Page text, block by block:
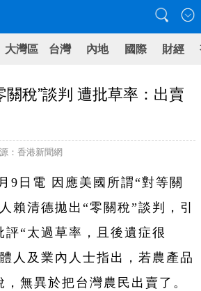
大灣區 台灣 內地 國際 財經
關稅”談判 遭批草率：出賣
：香港新聞網
9日電 因應美國所謂“對等關
賴清德拋出“零關稅”談判，引
評“太過草率，且後遺症很
人及業內人士指出，若農產品
無異於把台灣農民出賣了。